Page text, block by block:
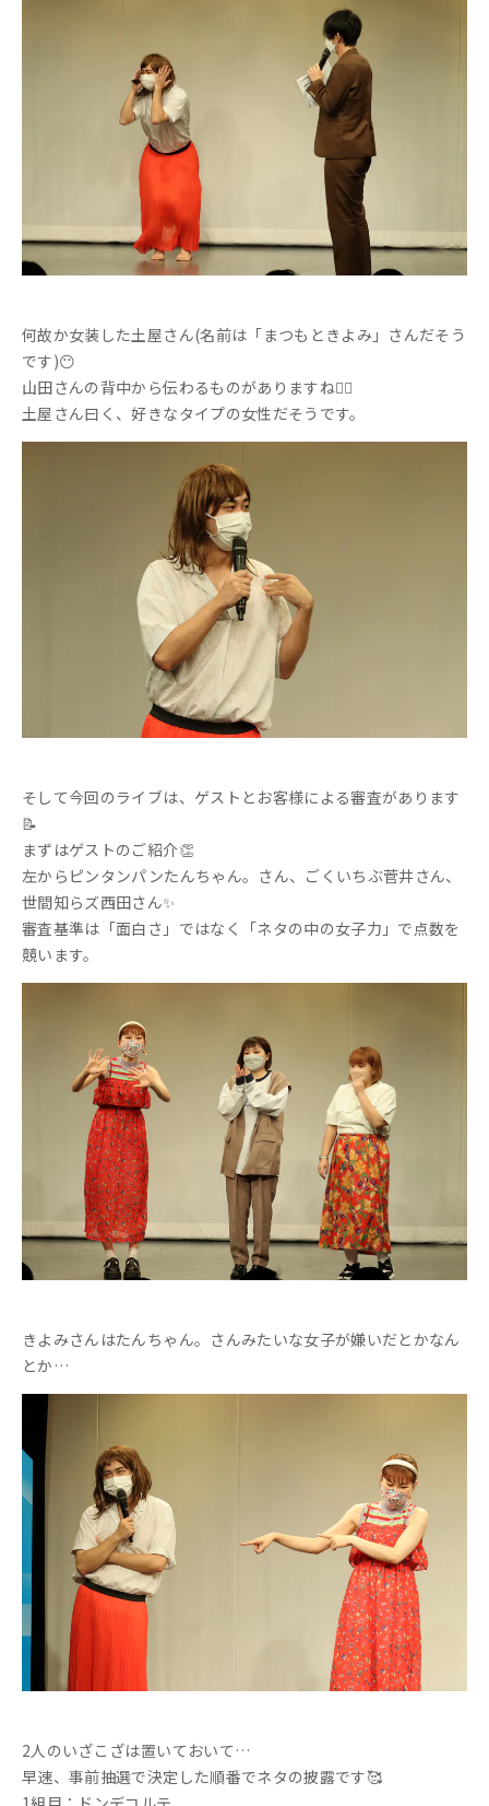
何故か女装した土屋さん(名前は「まつもときよみ」さんだそう
です)😶
山田さんの背中から伝わるものがありますね💁‍♀️
土屋さん曰く、好きなタイプの女性だそうです。
そして今回のライブは、ゲストとお客様による審査があります
📝
まずはゲストのご紹介👏
左からピンタンパンたんちゃん。さん、ごくいちぶ菅井さん、
世間知らズ西田さん✨
審査基準は「面白さ」ではなく「ネタの中の女子力」で点数を
競います。
きよみさんはたんちゃん。さんみたいな女子が嫌いだとかなん
とか…
2人のいざこざは置いておいて…
早速、事前抽選で決定した順番でネタの披露です🥰